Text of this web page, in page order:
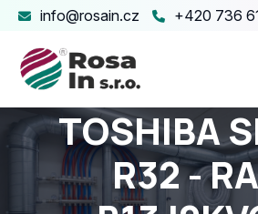
info@rosain.cz +420 736
TOSHIBA
R32 -